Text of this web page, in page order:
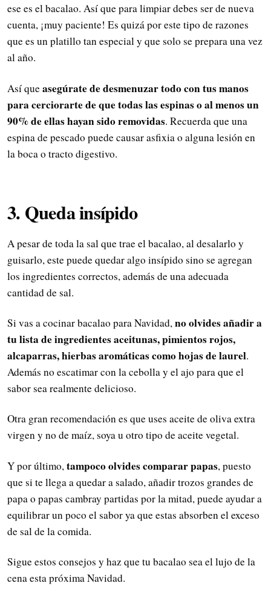
ese es el bacalao. Así que para limpiar debes ser de nueva
cuenta, ¡muy paciente! Es quizá por este tipo de razones
que es un platillo tan especial y que solo se prepara una vez
al año.
Así queasegúrate de desmenuzar todo con tus manos
para cerciorarte de que todas las espinas o al menos un
90% de ellas hayan sido removidas. Recuerda que una
espina de pescado puede causar asfixia o alguna lesión en
la boca o tracto digestivo.
3. Queda insípido
A pesar de toda la sal que trae el bacalao, al desalarlo y
guisarlo, este puede quedar algo insípido sino se agregan
los ingredientes correctos, además de una adecuada
cantidad de sal.
Si vas a cocinar bacalao para Navidad,no olvides añadir a
tu lista de ingredientes aceitunas, pimientos rojos,
alcaparras, hierbas aromáticas como hojas de laurel.
Además no escatimar con la cebolla y el ajo para que el
sabor sea realmente delicioso.
Otra gran recomendación es que uses aceite de oliva extra
virgen y no de maíz, soya u otro tipo de aceite vegetal.
Y por último,tampoco olvides comparar papas, puesto
que si te llega a quedar a salado, añadir trozos grandes de
papa o papas cambray partidas por la mitad, puede ayudar a
equilibrar un poco el sabor ya que estas absorben el exceso
de sal de la comida.
Sigue estos consejos y haz que tu bacalao sea el lujo de la
cena esta próxima Navidad.